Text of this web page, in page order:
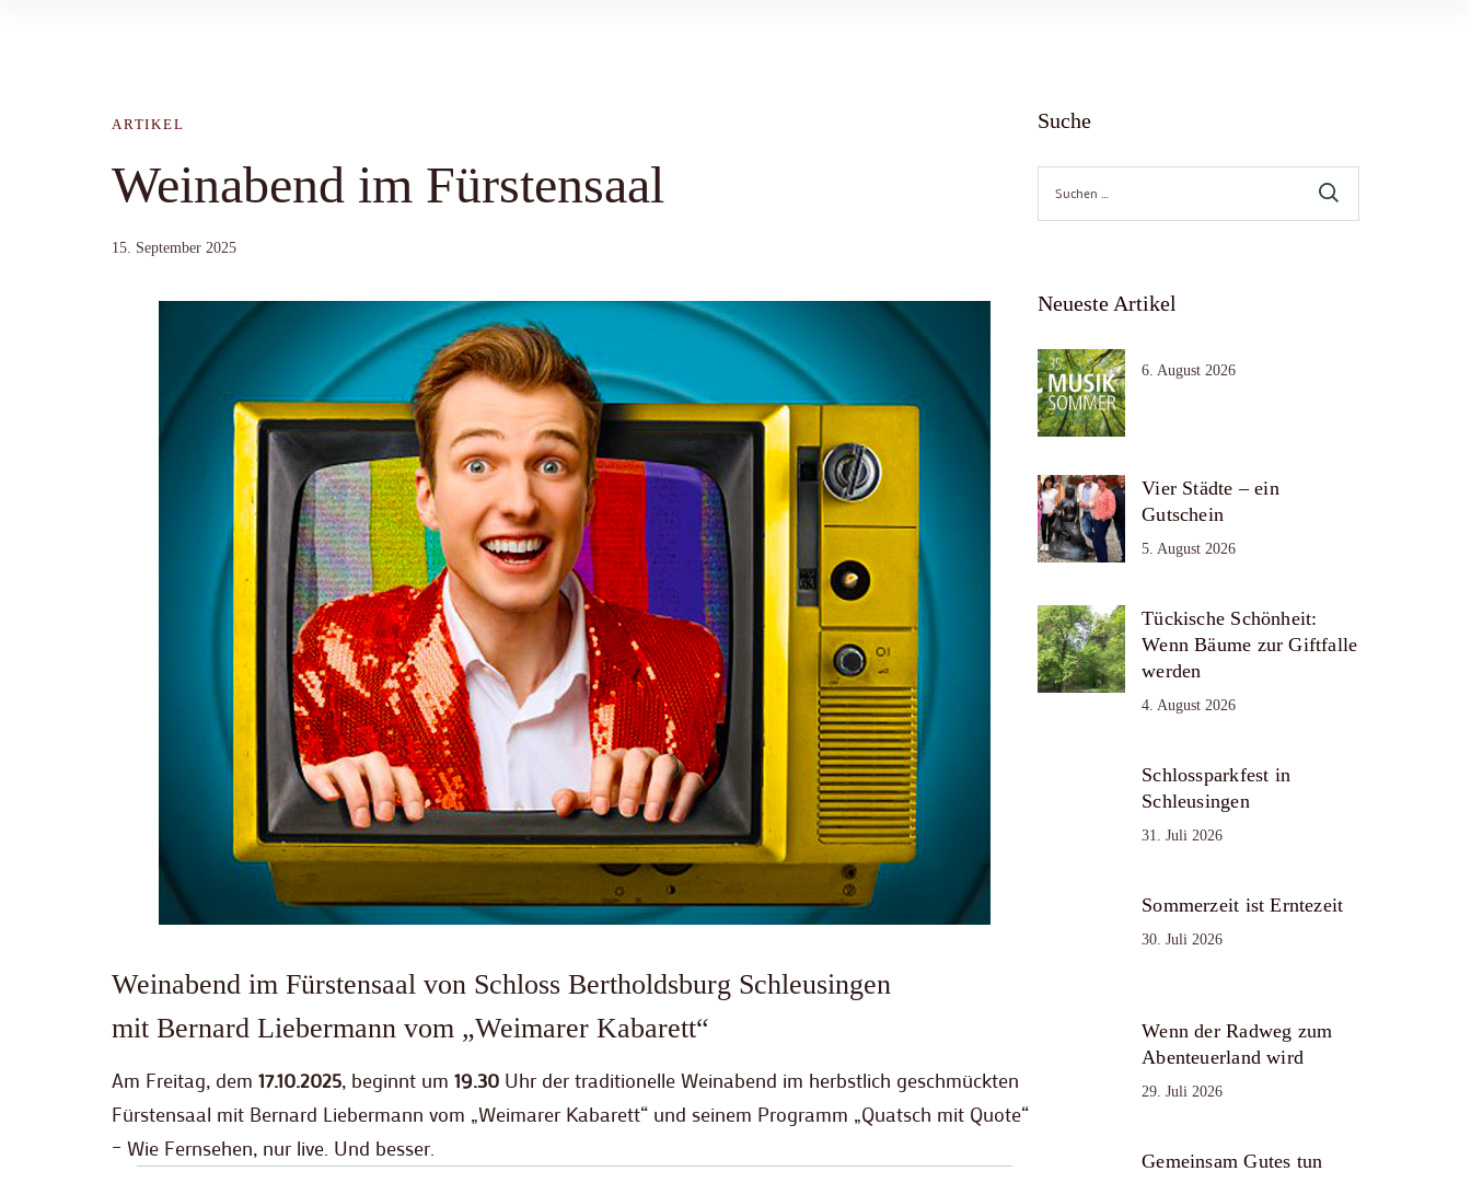
ARTIKEL
Weinabend im Fürstensaal
15. September 2025
Weinabend im Fürstensaal von Schloss Bertholdsburg Schleusingen
mit Bernard Liebermann vom „Weimarer Kabarett“
Am Freitag, dem 17.10.2025, beginnt um 19.30 Uhr der traditionelle Weinabend im herbstlich geschmückten
Fürstensaal mit Bernard Liebermann vom „Weimarer Kabarett“ und seinem Programm „Quatsch mit Quote“
– Wie Fernsehen, nur live. Und besser.
Suche
Suche
nach:
Neueste Artikel
6. August 2026
Vier Städte – ein
Gutschein
5. August 2026
Tückische Schönheit:
Wenn Bäume zur Giftfalle
werden
4. August 2026
Schlossparkfest in
Schleusingen
31. Juli 2026
Sommerzeit ist Erntezeit
30. Juli 2026
Wenn der Radweg zum
Abenteuerland wird
29. Juli 2026
Gemeinsam Gutes tun